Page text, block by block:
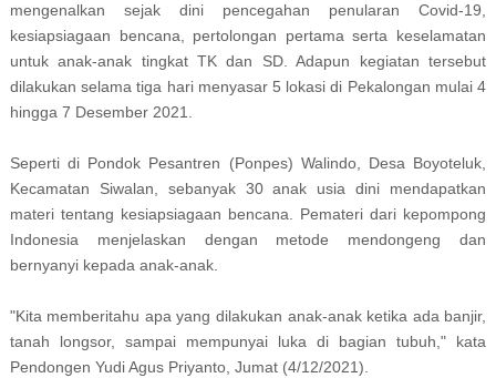
mengenalkan sejak dini pencegahan penularan Covid-19,
kesiapsiagaan bencana, pertolongan pertama serta keselamatan
untuk anak-anak tingkat TK dan SD. Adapun kegiatan tersebut
dilakukan selama tiga hari menyasar 5 lokasi di Pekalongan mulai 4
hingga 7 Desember 2021.
Seperti di Pondok Pesantren (Ponpes) Walindo, Desa Boyoteluk,
Kecamatan Siwalan, sebanyak 30 anak usia dini mendapatkan
materi tentang kesiapsiagaan bencana. Pemateri dari kepompong
Indonesia menjelaskan dengan metode mendongeng dan
bernyanyi kepada anak-anak.
"Kita memberitahu apa yang dilakukan anak-anak ketika ada banjir,
tanah longsor, sampai mempunyai luka di bagian tubuh," kata
Pendongen Yudi Agus Priyanto, Jumat (4/12/2021).